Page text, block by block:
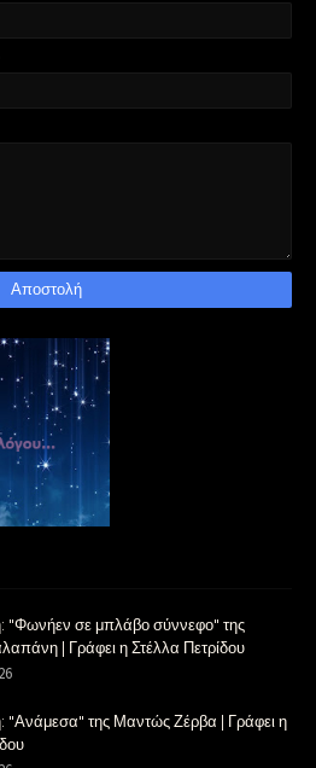
"Φωνήεν σε μπλάβο σύννεφο" της
| Γράφει η Στέλλα Πετρίδου
"Ανάμεσα" της Μαντώς Ζέρβα | Γράφει η